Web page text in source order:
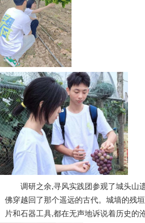
调研之余,寻风实践团参观了城头山
佛穿越回了那个遥远的古代。城墙的残
片和石器工具,都在无声地诉说着历史的